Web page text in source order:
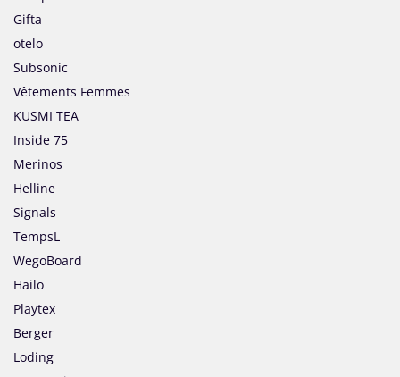
Gifta
otelo
Subsonic
Vêtements Femmes
KUSMI TEA
Inside 75
Merinos
Helline
Signals
TempsL
WegoBoard
Hailo
Playtex
Berger
Loding